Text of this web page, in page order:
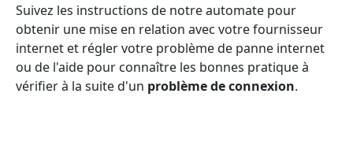
Suivez les instructions de notre automate pour
obtenir une mise en relation avec votre fournisseur
internet et régler votre problème de panne internet
ou de l'aide pour connaître les bonnes pratique à
vérifier à la suite d'un problème de connexion.